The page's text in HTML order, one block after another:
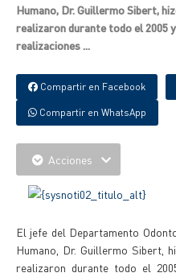
Humano, Dr. Guillermo Sibert,
realizaron durante todo el 2005
realizaciones ...
Compartir en Facebook
Compartir en WhatsApp
Acciones
El jefe del Departamento
Humano, Dr. Guillermo Sibert,
realizaron durante todo el